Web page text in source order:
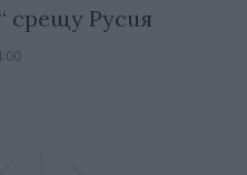
срещу Русия